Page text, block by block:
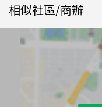
相似社區/商辦